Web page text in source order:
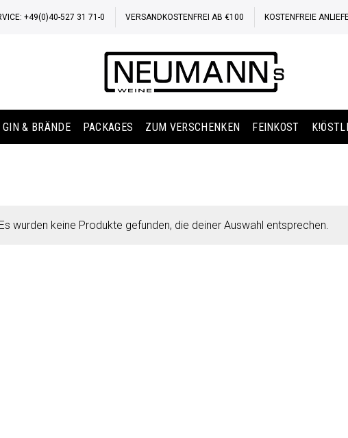
+49(0)40-527 31 71-0 VERSANDKOSTENFREI AB €100 KOSTENFREIE
GIN & BRÄNDE PACKAGES ZUM VERSCHENKEN FEINKOST
Es wurden keine Produkte gefunden, die deiner Auswahl entsprechen.